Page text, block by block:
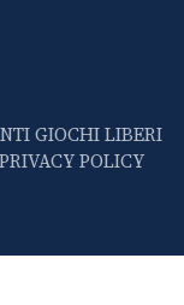
GIOCHI LIBERI
POLICY